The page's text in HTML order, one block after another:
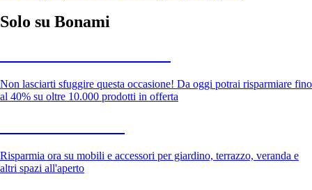
Solo su Bonami
Non lasciarti sfuggire questa occasione! Da oggi potrai risparmiare fino
al 40% su oltre 10.000 prodotti in offerta
Risparmia ora su mobili e accessori per giardino, terrazzo, veranda e
altri spazi all'aperto